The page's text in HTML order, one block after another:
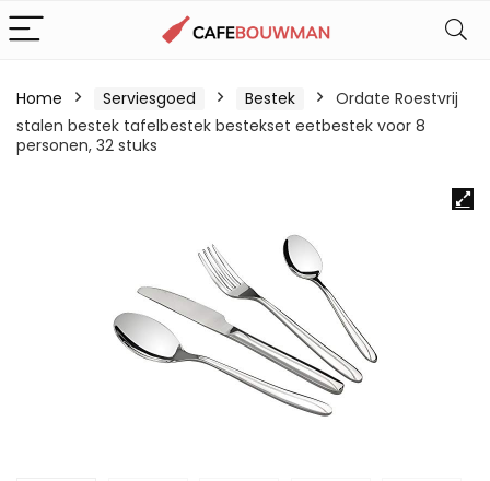
Home Serviesgoed Bestek
Ordate Roestvrij
stalen bestek tafelbestek bestekset eetbestek voor 8
personen, 32 stuks